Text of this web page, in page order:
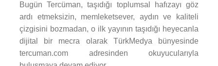
Bugün Tercüman, taşıdığı toplumsal hafızayı göz
ardı etmeksizin, memleketsever, aydın ve kaliteli
çizgisini bozmadan, o ilk yayının taşıdığı heyecanla
dijital bir mecra olarak TürkMedya bünyesinde
tercuman.com adresinden okuyucularıyla